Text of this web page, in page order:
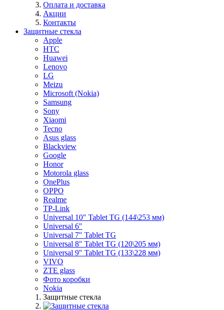
Оплата и доставка
Акции
Контакты
Защитные стекла
Apple
HTC
Huawei
Lenovo
LG
Meizu
Microsoft (Nokia)
Samsung
Sony
Xiaomi
Tecno
Asus glass
Blackview
Google
Honor
Motorola glass
OnePlus
OPPO
Realme
TP-Link
Universal 10" Tablet TG (144\253 мм)
Universal 6"
Universal 7" Tablet TG
Universal 8" Tablet TG (120\205 мм)
Universal 9" Tablet TG (133\228 мм)
VIVO
ZTE glass
Фото коробки
Nokia
Защитные стекла